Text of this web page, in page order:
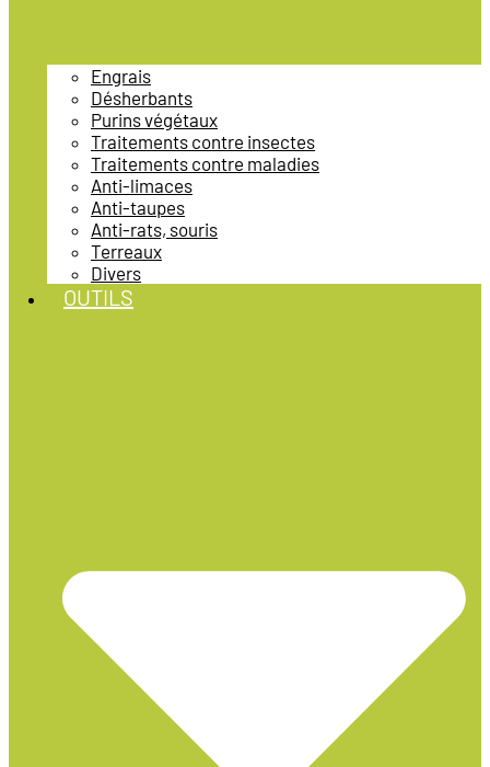
Engrais
Désherbants
Purins végétaux
Traitements contre insectes
Traitements contre maladies
Anti-limaces
Anti-taupes
Anti-rats, souris
Terreaux
Divers
OUTILS